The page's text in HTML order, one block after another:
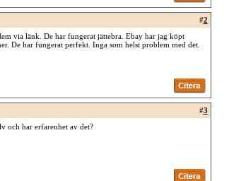
#2
via länk. De har fungerat jättebra. Ebay har jag köpt
De har fungerat perfekt. Inga som helst problem med det.
#3
och har erfarenhet av det?